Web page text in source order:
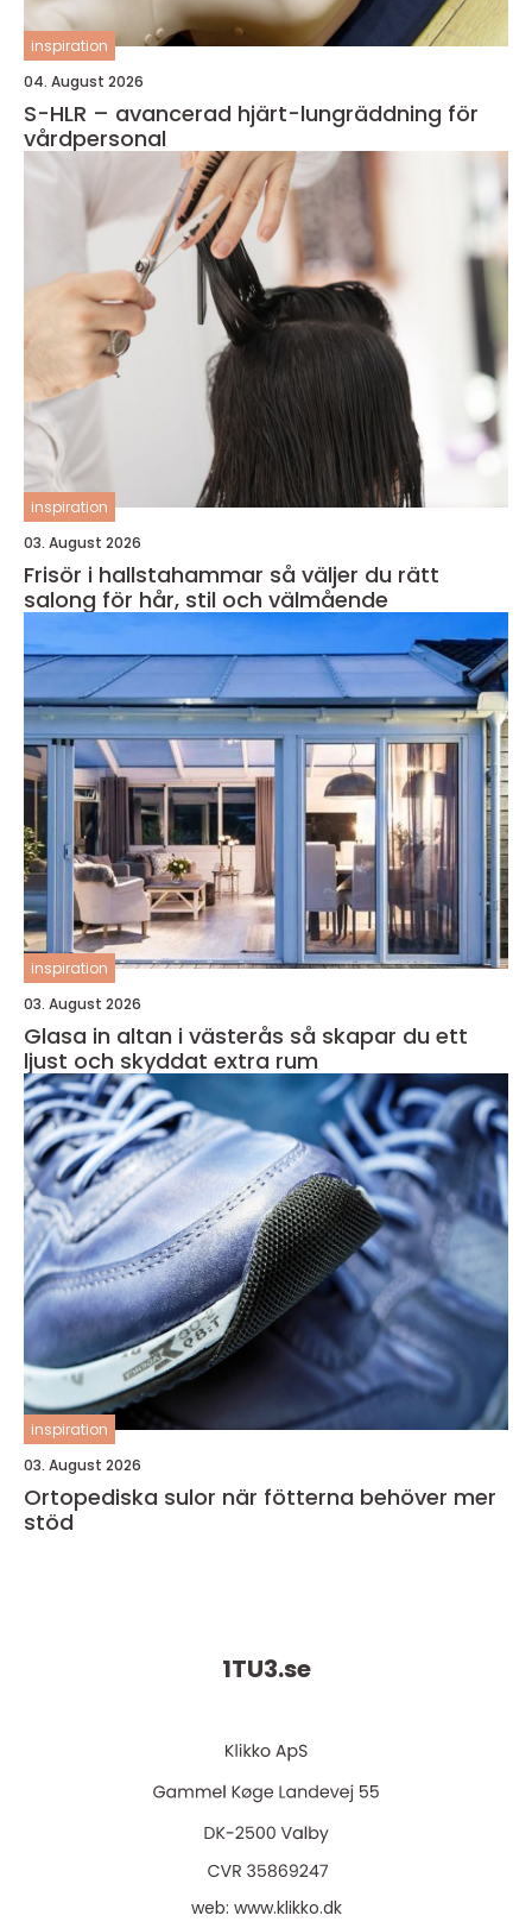
inspiration
04. August 2026
S-HLR – avancerad hjärt-lungräddning för
vårdpersonal
inspiration
03. August 2026
Frisör i hallstahammar så väljer du rätt
salong för hår, stil och välmående
inspiration
03. August 2026
Glasa in altan i västerås så skapar du ett
ljust och skyddat extra rum
inspiration
03. August 2026
Ortopediska sulor när fötterna behöver mer
stöd
1TU3.se
web: www.klikko.dk